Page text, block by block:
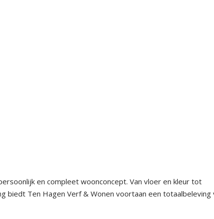
en compleet woonconcept. Van vloer en kleur tot
biedt Ten Hagen Verf & Wonen voortaan een totaalbeleving